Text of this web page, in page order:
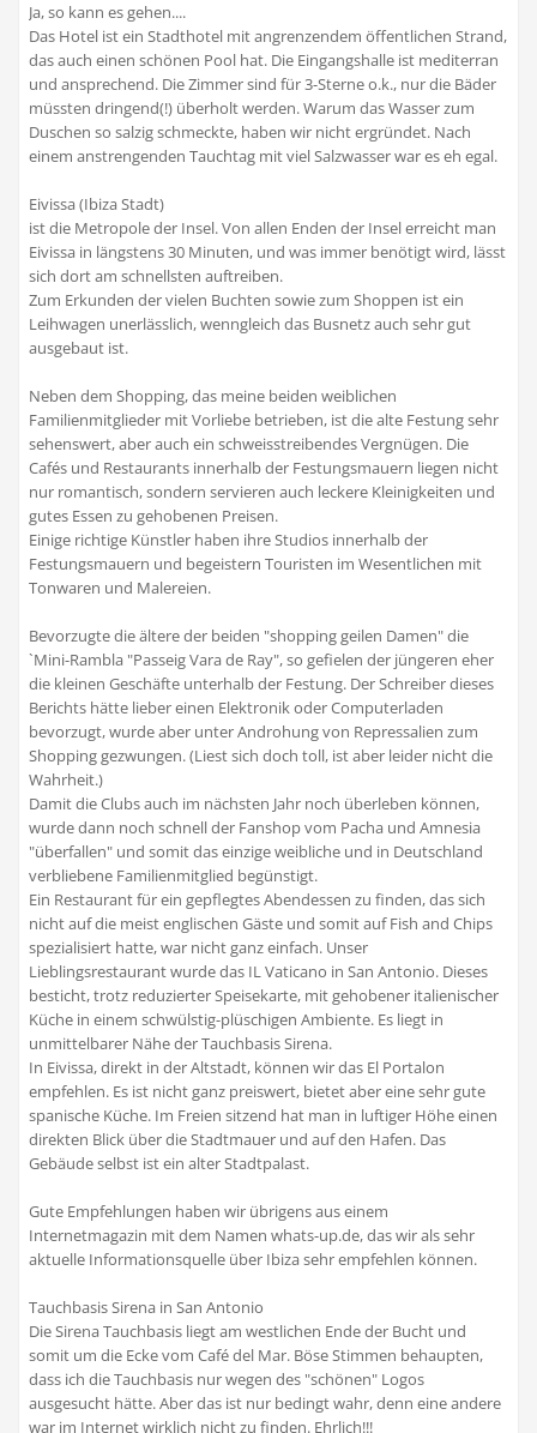
Ja, so kann es gehen....
Das Hotel ist ein Stadthotel mit angrenzendem öffentlichen Strand,
das auch einen schönen Pool hat. Die Eingangshalle ist mediterran
und ansprechend. Die Zimmer sind für 3-Sterne o.k., nur die Bäder
müssten dringend(!) überholt werden. Warum das Wasser zum
Duschen so salzig schmeckte, haben wir nicht ergründet. Nach
einem anstrengenden Tauchtag mit viel Salzwasser war es eh egal.
Eivissa (Ibiza Stadt)
ist die Metropole der Insel. Von allen Enden der Insel erreicht man
Eivissa in längstens 30 Minuten, und was immer benötigt wird, lässt
sich dort am schnellsten auftreiben.
Zum Erkunden der vielen Buchten sowie zum Shoppen ist ein
Leihwagen unerlässlich, wenngleich das Busnetz auch sehr gut
ausgebaut ist.
Neben dem Shopping, das meine beiden weiblichen
Familienmitglieder mit Vorliebe betrieben, ist die alte Festung sehr
sehenswert, aber auch ein schweisstreibendes Vergnügen. Die
Cafés und Restaurants innerhalb der Festungsmauern liegen nicht
nur romantisch, sondern servieren auch leckere Kleinigkeiten und
gutes Essen zu gehobenen Preisen.
Einige richtige Künstler haben ihre Studios innerhalb der
Festungsmauern und begeistern Touristen im Wesentlichen mit
Tonwaren und Malereien.
Bevorzugte die ältere der beiden "shopping geilen Damen" die
`Mini-Rambla "Passeig Vara de Ray", so gefielen der jüngeren eher
die kleinen Geschäfte unterhalb der Festung. Der Schreiber dieses
Berichts hätte lieber einen Elektronik oder Computerladen
bevorzugt, wurde aber unter Androhung von Repressalien zum
Shopping gezwungen. (Liest sich doch toll, ist aber leider nicht die
Wahrheit.)
Damit die Clubs auch im nächsten Jahr noch überleben können,
wurde dann noch schnell der Fanshop vom Pacha und Amnesia
"überfallen" und somit das einzige weibliche und in Deutschland
verbliebene Familienmitglied begünstigt.
Ein Restaurant für ein gepflegtes Abendessen zu finden, das sich
nicht auf die meist englischen Gäste und somit auf Fish and Chips
spezialisiert hatte, war nicht ganz einfach. Unser
Lieblingsrestaurant wurde das IL Vaticano in San Antonio. Dieses
besticht, trotz reduzierter Speisekarte, mit gehobener italienischer
Küche in einem schwülstig-plüschigen Ambiente. Es liegt in
unmittelbarer Nähe der Tauchbasis Sirena.
In Eivissa, direkt in der Altstadt, können wir das El Portalon
empfehlen. Es ist nicht ganz preiswert, bietet aber eine sehr gute
spanische Küche. Im Freien sitzend hat man in luftiger Höhe einen
direkten Blick über die Stadtmauer und auf den Hafen. Das
Gebäude selbst ist ein alter Stadtpalast.
Gute Empfehlungen haben wir übrigens aus einem
Internetmagazin mit dem Namen whats-up.de, das wir als sehr
aktuelle Informationsquelle über Ibiza sehr empfehlen können.
Tauchbasis Sirena in San Antonio
Die Sirena Tauchbasis liegt am westlichen Ende der Bucht und
somit um die Ecke vom Café del Mar. Böse Stimmen behaupten,
dass ich die Tauchbasis nur wegen des "schönen" Logos
ausgesucht hätte. Aber das ist nur bedingt wahr, denn eine andere
war im Internet wirklich nicht zu finden. Ehrlich!!!